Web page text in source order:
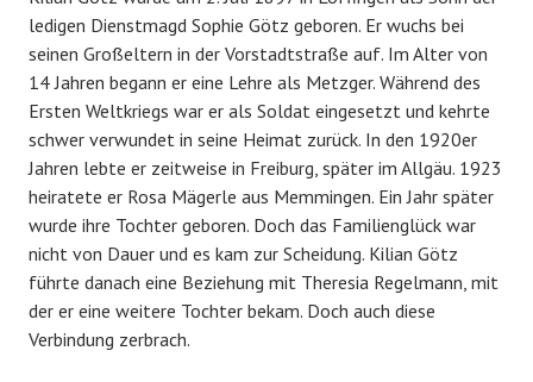
ledigen Dienstmagd Sophie Götz geboren. Er wuchs bei
seinen Großeltern in der Vorstadtstraße auf. Im Alter von
14 Jahren begann er eine Lehre als Metzger. Während des
Ersten Weltkriegs war er als Soldat eingesetzt und kehrte
schwer verwundet in seine Heimat zurück. In den 1920er
Jahren lebte er zeitweise in Freiburg, später im Allgäu. 1923
heiratete er Rosa Mägerle aus Memmingen. Ein Jahr später
wurde ihre Tochter geboren. Doch das Familienglück war
nicht von Dauer und es kam zur Scheidung. Kilian Götz
führte danach eine Beziehung mit Theresia Regelmann, mit
der er eine weitere Tochter bekam. Doch auch diese
Verbindung zerbrach.